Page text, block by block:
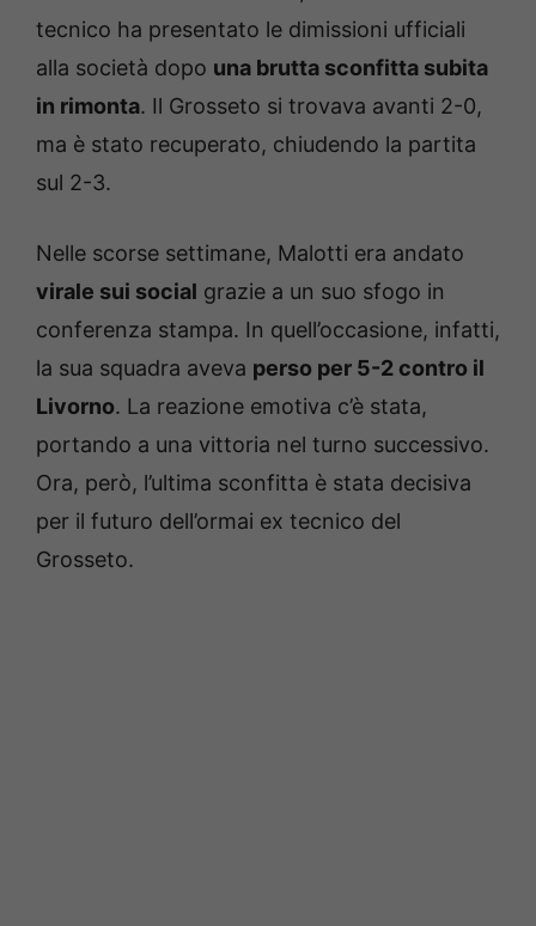
tecnico ha presentato le dimissioni ufficiali
alla società dopo una brutta sconfitta subita
in rimonta. Il Grosseto si trovava avanti 2-0,
ma è stato recuperato, chiudendo la partita
sul 2-3.
Nelle scorse settimane, Malotti era andato
virale sui social grazie a un suo sfogo in
conferenza stampa. In quell’occasione, infatti,
la sua squadra aveva perso per 5-2 contro il
Livorno. La reazione emotiva c’è stata,
portando a una vittoria nel turno successivo.
Ora, però, l’ultima sconfitta è stata decisiva
per il futuro dell’ormai ex tecnico del
Grosseto.